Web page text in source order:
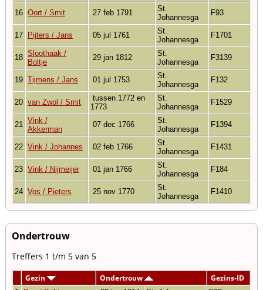
16 Oort / Smit 27 feb 1791
St.
Johannesga
F93
17 Pijters / Jans 05 jul 1761
St.
Johannesga
F1701
18 Sloothaak /
Boltje
29 jan 1812
St.
Johannesga
F3139
19 Tijmens / Jans 01 jul 1753
St.
Johannesga
F132
20 van Zwol / Smit
tussen 1772 en
1773
St.
Johannesga
F1529
21
Vink /
Akkerman
07 dec 1766
St.
Johannesga
F1394
22 Vink / Johannes 02 feb 1766
St.
Johannesga
F1431
23 Vink / Nijmeijer 01 jan 1766
St.
Johannesga
F184
24 Vos / Pieters 25 nov 1770
St.
Johannesga
F1410
Ondertrouw
Treffers 1 t/m 5 van 5
Gezin Ondertrouw Gezins-ID